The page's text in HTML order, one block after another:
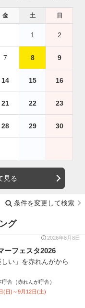
金 土 日
1 2
7 8 9
14 15 16
21 22 23
28 29 30
見る
条件を変更して検索
グ
2026年8月8日
ーフェスタ2026
い」を赤れんがから
舎（赤れんが庁舎）
(日)～9月12日(土)